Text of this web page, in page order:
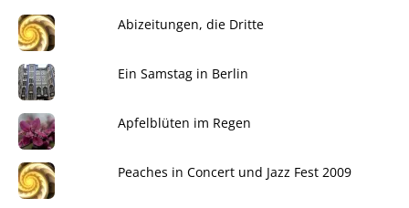
Abizeitungen, die Dritte
Ein Samstag in Berlin
Apfelblüten im Regen
Peaches in Concert und Jazz Fest 2009